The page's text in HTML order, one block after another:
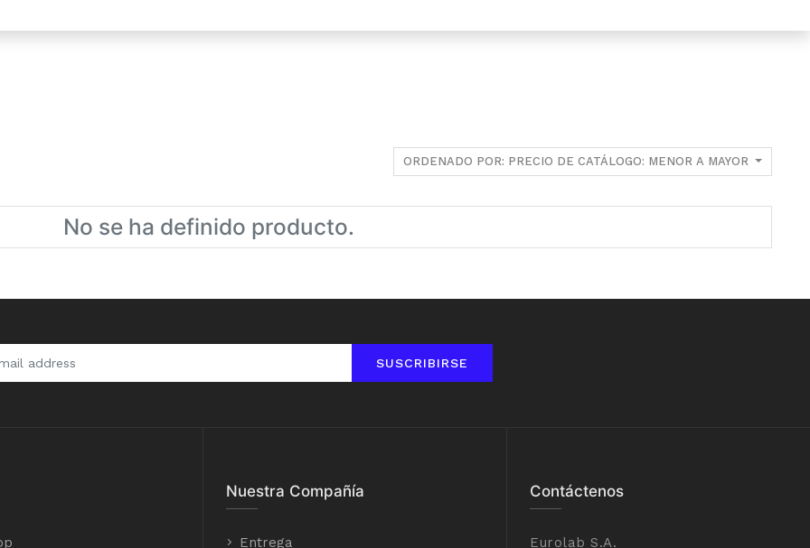
ORDENADO POR: PRECIO DE CATÁLOGO: MENOR A MAYOR
No se ha definido producto.
SUSCRIBIRSE
Nuestra Compañía
Entrega
Contáctenos
Eurolab S.A.